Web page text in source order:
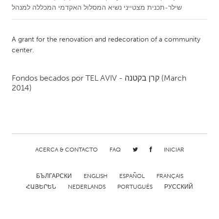
CANADA
Amherstburg
Kingston
Kitchener-Waterloo
South Shore
Rotterdam
Utrecht
שילר-תכנית מצטייני נשיא המסלול האקדמי המכללה למנהל
A grant for the renovation and redecoration of a community
center.
Fondos becados por TEL AVIV - קרן בקטנה (March
2014)
ACERCA & CONTACTO FAQ INICIAR
БЪЛГАРСКИ ENGLISH ESPAÑOL
FRANÇAIS
ՀԱՅԵՐԵՆ
NEDERLANDS PORTUGUÊS РУССКИЙ